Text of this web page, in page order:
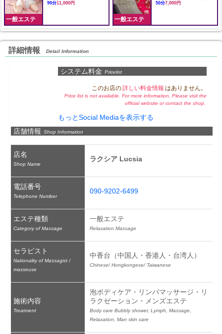
一般エステ
90分11,000円
一般エステ
50分7,000円
詳細情報 Detail Information
システム料金 Pricelist
このお店の詳しい料金情報 はありません。
Price list is not available. For more information, Please visit the
official website or contact the shop.
もっとSocial Mediaを表示する
店舗情報 Shop Information
店名
Shop Name
ラクシア Lucsia
電話番号
Telephone Number
090-9202-6499
エステ種類
Category of Massage
一般エステ
Relaxation Massage
セラピスト
Nationality of Massagist /
masseuse
中香台（中国人・香港人・台湾人）
Chinese/ Hongkongese/ Taiwanese
施術内容
Treatment
泡ボディケア・リンパマッサージ・リ
ラクゼーション・メンズエステ
Body care Bubbly shower, Lymph, Massage,
Relaxation, Man skin care